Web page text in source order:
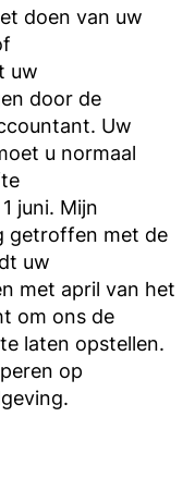
doen van uw
uw
door de
Uw
u normaal
juni. Mijn
getroffen met de
uw
met april van het
om ons de
laten opstellen.
op